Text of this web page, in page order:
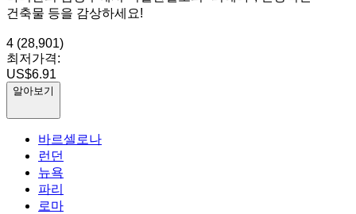
건축물 등을 감상하세요!
4 (28,901)
최저가격:
US$6.91
알아보기
바르셀로나
런던
뉴욕
파리
로마